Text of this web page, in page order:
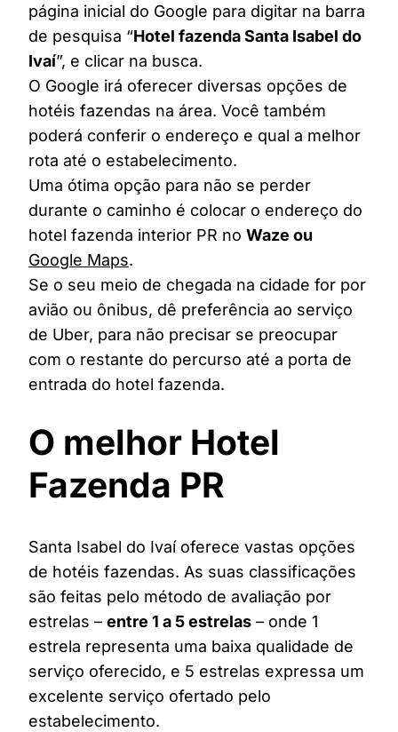
página inicial do Google para digitar na barra
de pesquisa “Hotel fazenda Santa Isabel do
Ivaí”, e clicar na busca.
O Google irá oferecer diversas opções de
hotéis fazendas na área. Você também
poderá conferir o endereço e qual a melhor
rota até o estabelecimento.
Uma ótima opção para não se perder
durante o caminho é colocar o endereço do
hotel fazenda interior PR no Waze ou
Google Maps.
Se o seu meio de chegada na cidade for por
avião ou ônibus, dê preferência ao serviço
de Uber, para não precisar se preocupar
com o restante do percurso até a porta de
entrada do hotel fazenda.
O melhor Hotel
Fazenda PR
Santa Isabel do Ivaí oferece vastas opções
de hotéis fazendas. As suas classificações
são feitas pelo método de avaliação por
estrelas – entre 1 a 5 estrelas – onde 1
estrela representa uma baixa qualidade de
serviço oferecido, e 5 estrelas expressa um
excelente serviço ofertado pelo
estabelecimento.